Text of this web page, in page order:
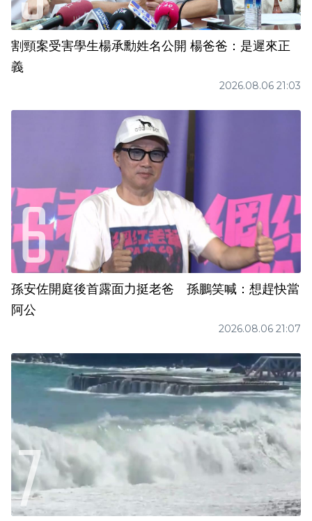
割頸案受害學生楊承勳姓名公開 楊爸爸：是遲來正
義
2026.08.06 21:03
孫安佐開庭後首露面力挺老爸 孫鵬笑喊：想趕快當
阿公
2026.08.06 21:07